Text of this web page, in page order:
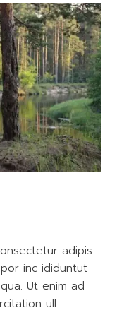
adipis
inc ididuntut
Ut enim ad
ull